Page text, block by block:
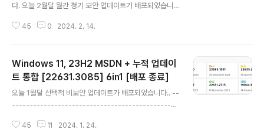
다. 오늘 2월달 월간 정기 보안 업데이트가 배포되었습니
-----------------------------------------------
비보안 업데이트) --- 자동 업데이트 (이전 업데이트 모두
포함) 선택적 비보안 업데이트 : 매월 네번째 수요일 (비보
안 버그 수정 업데이트) --- 자동 업데이트 [선택적 업데이
45 0 2024. 2. 14.
Windows 11, 23H2 MSDN + 누적 업데이
트 통합 [22631.3085] 6in1 [배포 종료]
오늘 1월달 선택적 비보안 업데이트가 배포되었습니다.. --
-----------------------------------------------
-----------------------------------------------
45 11 2024. 1. 24.